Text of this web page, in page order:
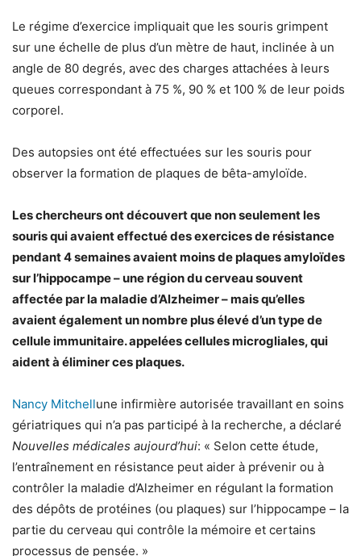
Le régime d’exercice impliquait que les souris grimpent
sur une échelle de plus d’un mètre de haut, inclinée à un
angle de 80 degrés, avec des charges attachées à leurs
queues correspondant à 75 %, 90 % et 100 % de leur poids
corporel.
Des autopsies ont été effectuées sur les souris pour
observer la formation de plaques de bêta-amyloïde.
Les chercheurs ont découvert que non seulement les
souris qui avaient effectué des exercices de résistance
pendant 4 semaines avaient moins de plaques amyloïdes
sur l’hippocampe – une région du cerveau souvent
affectée par la maladie d’Alzheimer – mais qu’elles
avaient également un nombre plus élevé d’un type de
cellule immunitaire. appelées cellules microgliales, qui
aident à éliminer ces plaques.
Nancy Mitchellune infirmière autorisée travaillant en soins
gériatriques qui n’a pas participé à la recherche, a déclaré
Nouvelles médicales aujourd’hui: « Selon cette étude,
l’entraînement en résistance peut aider à prévenir ou à
contrôler la maladie d’Alzheimer en régulant la formation
des dépôts de protéines (ou plaques) sur l’hippocampe – la
partie du cerveau qui contrôle la mémoire et certains
processus de pensée. »